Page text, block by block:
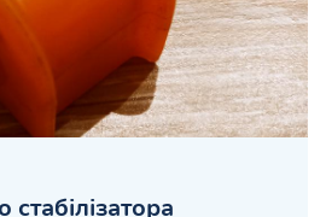
стабілізатора